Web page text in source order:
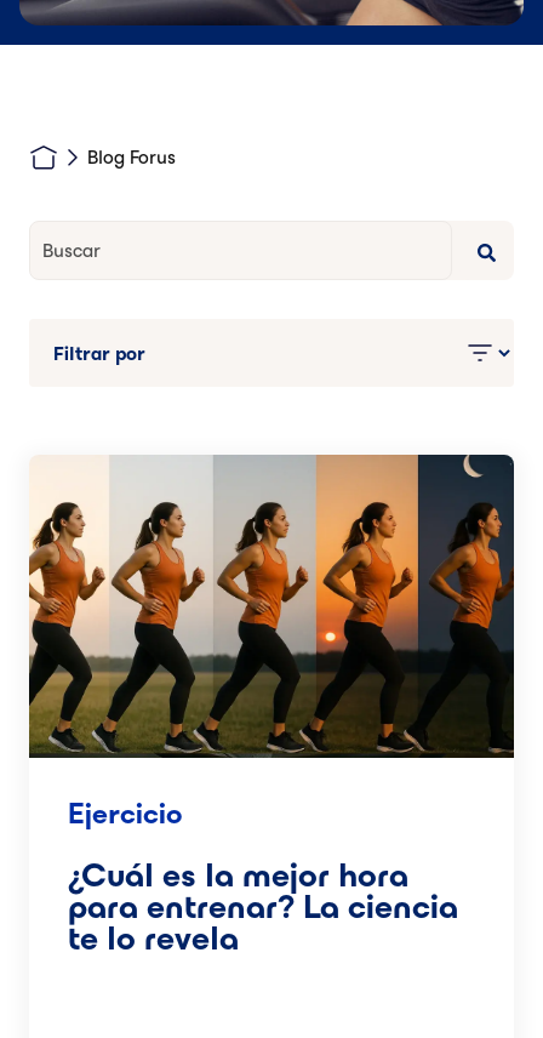
Blog Forus
Esto es un campo de búsqueda con una función de texto
Ejercicio
¿Cuál es la mejor hora
para entrenar? La ciencia
te lo revela